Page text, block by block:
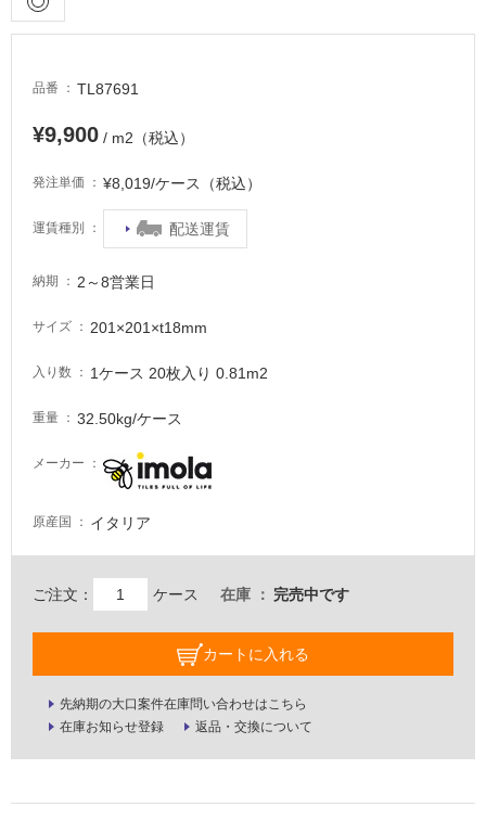
品番 TL87691
¥9,900 / m2（税込）
発注単価 ¥8,019/ケース（税込）
運賃種別 配送運賃
納期 2～8営業日
サイズ 201×201×t18mm
入り数 1ケース 20枚入り 0.81m2
重量 32.50kg/ケース
メーカー
原産国 イタリア
ご注文： ケース 在庫 完売中です
カートに入れる
先納期の大口案件在庫問い合わせはこちら
在庫お知らせ登録
返品・交換について
場
に
し
い
る
適
し
い
が
意
必
適
い
壁・